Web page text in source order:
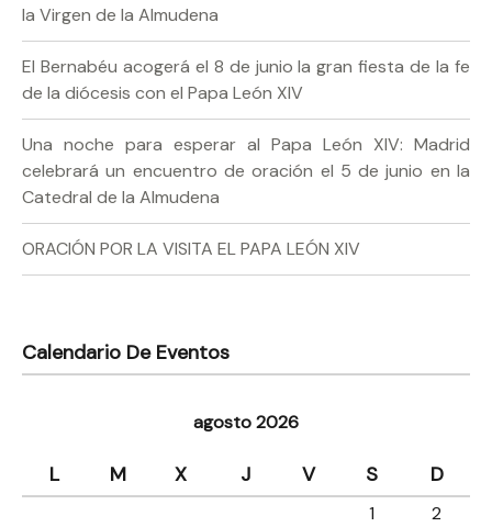
la Virgen de la Almudena
El Bernabéu acogerá el 8 de junio la gran fiesta de la fe
de la diócesis con el Papa León XIV
Una noche para esperar al Papa León XIV: Madrid
celebrará un encuentro de oración el 5 de junio en la
Catedral de la Almudena
ORACIÓN POR LA VISITA EL PAPA LEÓN XIV
Calendario De Eventos
agosto 2026
L M X J V S D
1
2